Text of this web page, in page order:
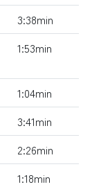
3:38min
1:53min
1:04min
3:41min
2:26min
1:18min